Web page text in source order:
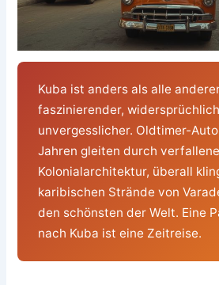
Kuba ist anders als alle
faszinierender,
unvergesslicher. Oldtimer-
Jahren gleiten durch
Kolonialarchitektur, überall
karibischen Strände von
den schönsten der Welt. Eine
nach Kuba ist eine Zeitreise.